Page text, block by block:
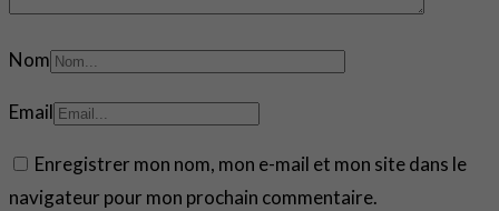
Nom
Email
Enregistrer mon nom, mon e-mail et mon site dans le
navigateur pour mon prochain commentaire.